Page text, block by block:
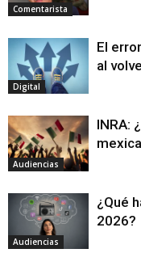
Comentarista
Digital
El
al
Audiencias
INRA:
Audiencias
¿Qué
2026?